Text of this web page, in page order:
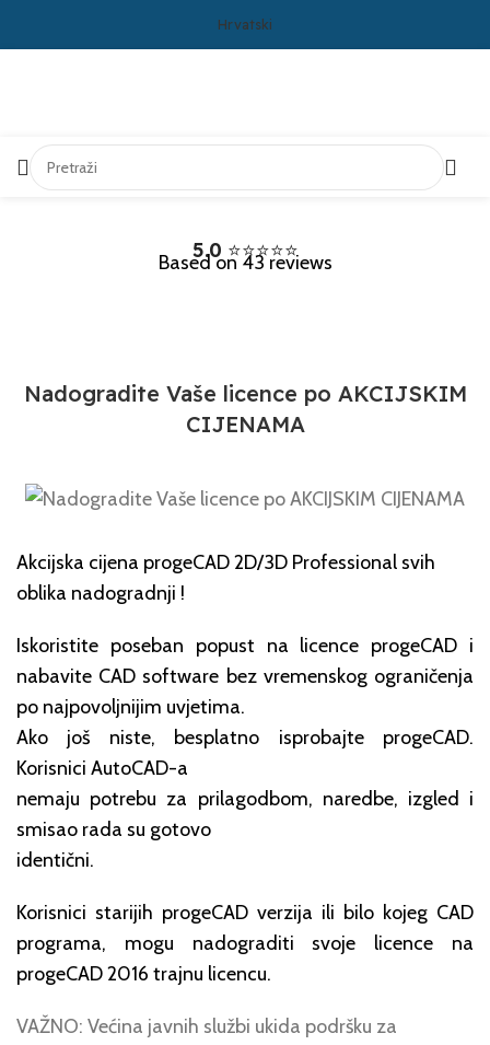
Hrvatski
5.0 ⭐⭐⭐⭐⭐
Based on 43 reviews
Nadogradite Vaše licence po AKCIJSKIM
CIJENAMA
Akcijska cijena progeCAD 2D/3D Professional svih
oblika nadogradnji !
Iskoristite poseban popust na licence progeCAD i
nabavite CAD software bez vremenskog ograničenja
po najpovoljnijim uvjetima.
Ako još niste, besplatno isprobajte progeCAD.
Korisnici AutoCAD-a
nemaju potrebu za prilagodbom, naredbe, izgled i
smisao rada su gotovo
identični.
Korisnici starijih progeCAD verzija ili bilo kojeg CAD
programa, mogu nadograditi svoje licence na
progeCAD 2016 trajnu licencu.
VAŽNO: Većina javnih službi ukida podršku za